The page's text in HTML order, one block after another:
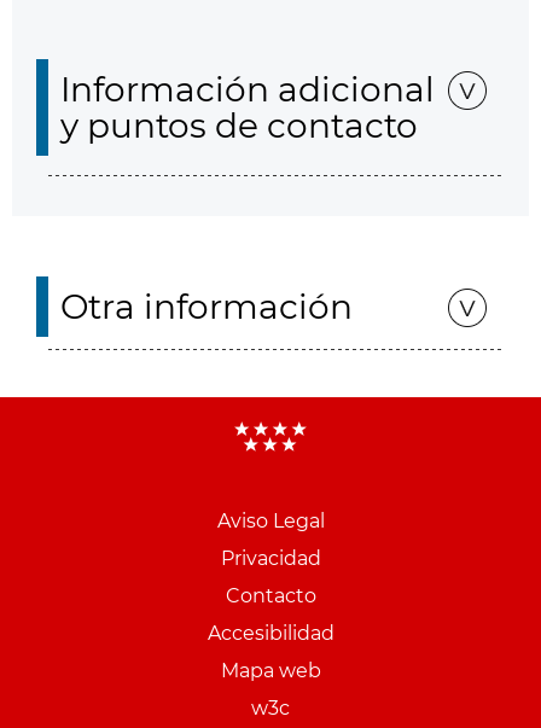
Información adicional
y puntos de contacto
Otra información
Aviso Legal
Privacidad
Contacto
Accesibilidad
Mapa web
w3c